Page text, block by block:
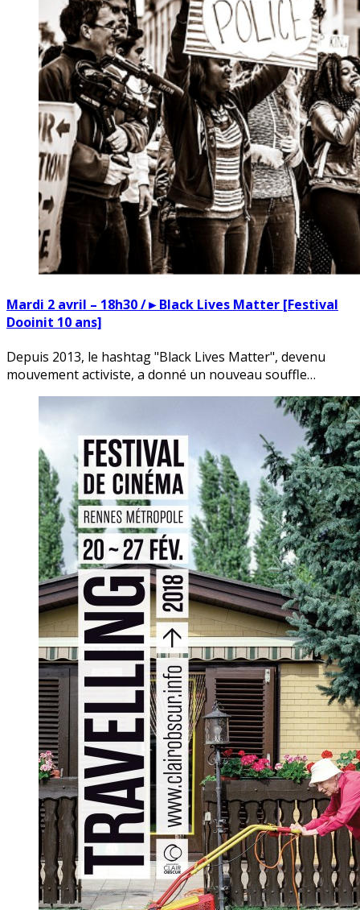
Mardi 2 avril – 18h30 /►Black Lives Matter [Festival
Dooinit 10 ans]
Depuis 2013, le hashtag "Black Lives Matter", devenu
mouvement activiste, a donné un nouveau souffle…